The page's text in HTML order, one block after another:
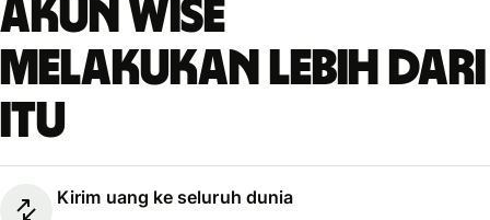
Akun Wise
melakukan lebih dari
itu
Kirim uang ke seluruh dunia